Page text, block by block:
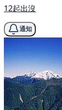
12起出沒
通知